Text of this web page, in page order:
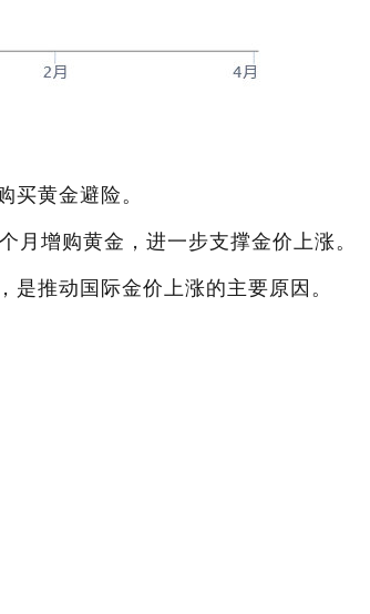
买黄金避险。
月增购黄金，进一步支撑金价上涨。
推动国际金价上涨的主要原因。